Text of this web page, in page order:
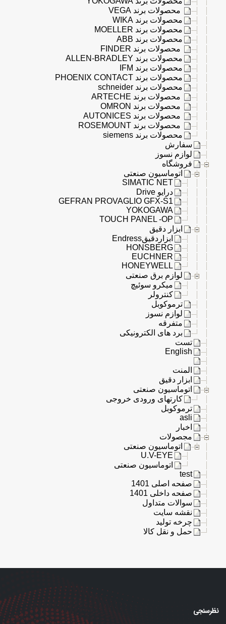
محصولات برند VEGA
محصولات برند WIKA
محصولات برند MOELLER
محصولات برند ABB
محصولات برند FINDER
محصولات برند ALLEN-BRADLEY
محصولات برند IFM
محصولات برند PHOENIX CONTACT
محصولات برند schneider
محصولات برند ARTECHE
محصولات برند OMRON
محصولات برند AUTONICES
محصولات برند ROSEMOUNT
محصولات برند siemens
سفارش
لوازم نسوز
فروشگاه
اتوماسیون صنعتی
SIMATIC NET
درایو Drive
GEFRAN PROVAGLIO GFX-S1
YOKOGAWA
TOUCH PANEL -OP
ابزار دقیق
ابزاردقیقEndress
HONSBERG
EUCHNER
HONEYWELL
لوازم برق صنعتی
میکرو سوئیچ
کنترولر
ترموکوبل
لوازم نسوز
متفرقه
برد های الکترونیکی
تست
English
المنت
ابزار دقیق
اتوماسیون صنعتی
کارتهای ورودی خروجی
ترموکوبل
asli
اخبار
مجصولات
اتوماسیون صنعتی
U.V-EYE
اتوماسیون صنعتی
test
صفحه اصلی 1401
صفحه داخلی 1401
سوالات متداول
نقشه سایت
چرخه تولید
حمل و نقل کالا
نظرسنجی